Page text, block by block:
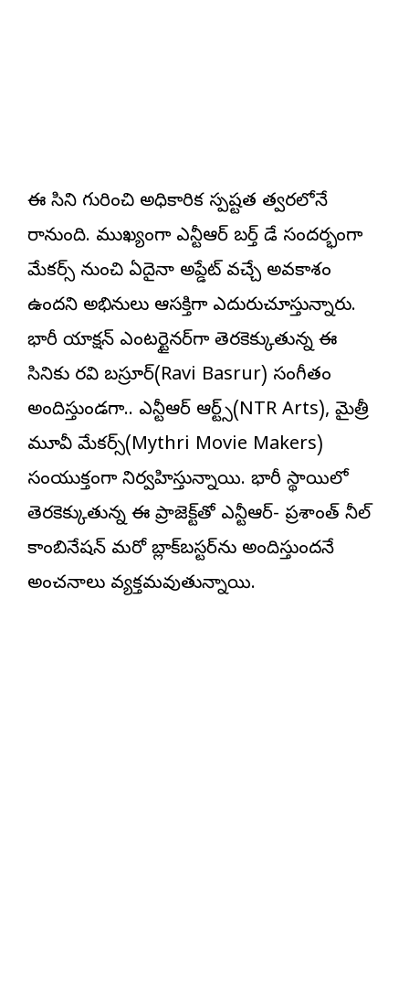
ఈ సినిమా గురించి అధికారిక స్పష్టత త్వ‌ర‌లోనే
రానుంది. ముఖ్యంగా ఎన్టీఆర్ బ‌ర్త్ డే సందర్భంగా
మేకర్స్ నుంచి ఏదైనా అప్డేట్ వచ్చే అవకాశం
ఉందని అభిమానులు ఆసక్తిగా ఎదురుచూస్తున్నారు.
భారీ యాక్షన్ ఎంటర్టైనర్‌గా తెరకెక్కుతున్న ఈ
సినిమాకు ర‌వి బ‌స్రూర్(Ravi Basrur) సంగీతం
అందిస్తుండగా.. ఎన్టీఆర్ ఆర్ట్స్(NTR Arts), మైత్రీ
మూవీ మేక‌ర్స్(Mythri Movie Makers)
సంయుక్తంగా నిర్వహిస్తున్నాయి. భారీ స్థాయిలో
తెరకెక్కుతున్న ఈ ప్రాజెక్ట్‌తో ఎన్టీఆర్- ప్రశాంత్ నీల్
కాంబినేషన్ మరో బ్లాక్‌బస్టర్‌ను అందిస్తుందనే
అంచనాలు వ్యక్తమవుతున్నాయి.